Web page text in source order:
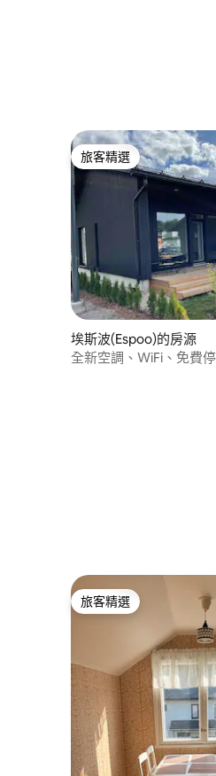
旅客精選
旅客精選
埃斯波(Espoo)的房源
全新空調、WiFi、免費
旅客精選
旅客精選